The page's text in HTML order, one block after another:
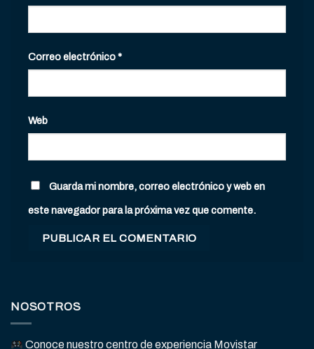
Correo electrónico*
Web
Guarda mi nombre, correo electrónico y web en
este navegador para la próxima vez que comente.
NOSOTROS
Conoce nuestro centro de experiencia Movistar